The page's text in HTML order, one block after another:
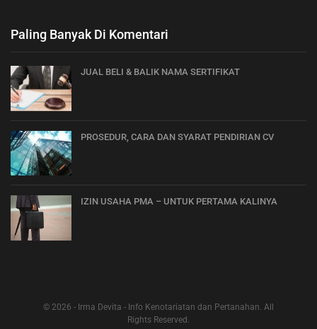
Paling Banyak Di Komentari
JUAL BELI & BALIK NAMA SERTIFIKAT
PROSEDUR, CARA DAN SYARAT PENDIRIAN CV
IZIN USAHA PMA – UNTUK PERTAMA KALINYA
© 2026 - Irma Devita - Info Kenotariatan dan Pertanahan. All
Rights Reserved.